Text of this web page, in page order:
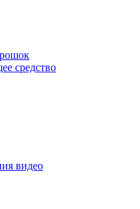
средство
видео